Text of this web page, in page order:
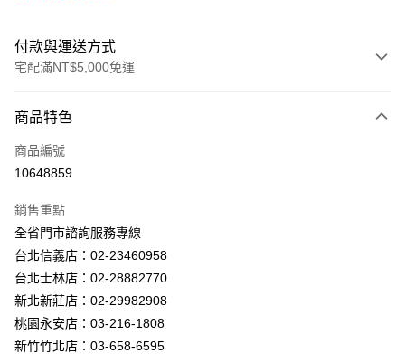
付款與運送方式
宅配滿NT$5,000免運
信用卡一次付款
LINE Pay
街口支付
悠遊付
Google Pay
全盈+PAY
商品特色
商品編號
10648859
銷售重點
全省門市諮詢服務專線
台北信義店：02-23460958
台北士林店：02-28882770
新北新莊店：02-29982908
桃園永安店：03-216-1808
新竹竹北店：03-658-6595